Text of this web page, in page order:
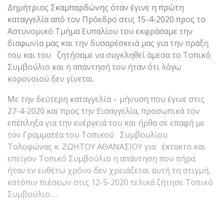
Δημήτριος Σκαμπαρδώνης όταν έγινε η πρώτη
καταγγελία από τον Πρόεδρο στις 15-4-2020 προς το
Αστυνομικό Τμήμα Ευπαλίου του εκφράσαμε την
διαφωνία μας και την δυσαρέσκειά μας για την πράξη
του και του ζητήσαμε να συγκληθεί άμεσα το Τοπικό
Συμβούλιο και η απάντησή του ήταν ότι λόγω
κορονοϊού δεν γίνεται.
Με την δεύτερη καταγγελία – μήνυση που έγινε στις
27-4-2020 και προς την Εισαγγελία, προσωπικά τον
επέπληξα για την ενέργειά του και ήρθα σε επαφή με
τον Γραμματέα του Τοπικού Συμβουλίου
Τολοφώνας κ. ΖΩΗΤΟΥ ΑΘΑΝΑΣΙΟΥ για έκτακτο και
επείγον Τοπικό Συμβούλιο η απάντηση που πήρα
ήταν εν ευθέτω χρόνο δεν χρειάζεται αυτή τη στιγμή,
κατόπιν πιέσεων στις 12-5-2020 τελικά ζήτησε Τοπικό
Συμβούλιο…..